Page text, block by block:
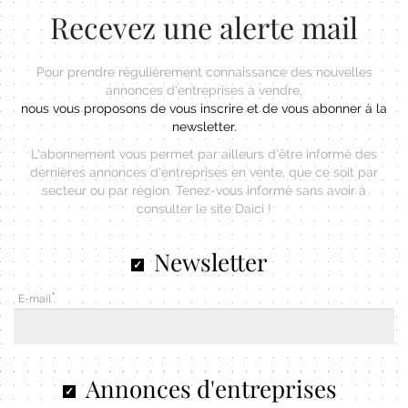
Recevez une alerte mail
Pour prendre régulièrement connaissance des nouvelles
annonces d'entreprises à vendre,
nous vous proposons de vous inscrire et de vous abonner à la
newsletter.
L'abonnement vous permet par ailleurs d'être informé des
dernières annonces d'entreprises en vente, que ce soit par
secteur ou par région. Tenez-vous informé sans avoir à
consulter le site Daici !
Newsletter
E-mail
Annonces d'entreprises